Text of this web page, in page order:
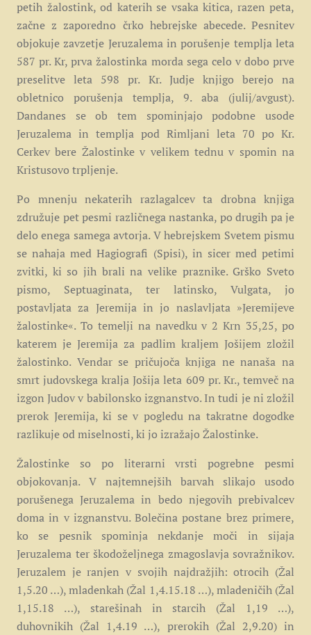
petih žalostink, od katerih se vsaka kitica, razen peta,
začne z zaporedno črko hebrejske abecede. Pesnitev
objokuje zavzetje Jeruzalema in porušenje templja leta
587 pr. Kr, prva žalostinka morda sega celo v dobo prve
preselitve leta 598 pr. Kr. Judje knjigo berejo na
obletnico porušenja templja, 9. aba (julij/avgust).
Dandanes se ob tem spominjajo podobne usode
Jeruzalema in templja pod Rimljani leta 70 po Kr.
Cerkev bere Žalostinke v velikem tednu v spomin na
Kristusovo trpljenje.
Po mnenju nekaterih razlagalcev ta drobna knjiga
združuje pet pesmi različnega nastanka, po drugih pa je
delo enega samega avtorja. V hebrejskem Svetem pismu
se nahaja med Hagiografi (Spisi), in sicer med petimi
zvitki, ki so jih brali na velike praznike. Grško Sveto
pismo, Septuaginata, ter latinsko, Vulgata, jo
postavljata za Jeremija in jo naslavljata »Jeremijeve
žalostinke«. To temelji na navedku v 2 Krn 35,25, po
katerem je Jeremija za padlim kraljem Jošijem zložil
žalostinko. Vendar se pričujoča knjiga ne nanaša na
smrt judovskega kralja Jošija leta 609 pr. Kr., temveč na
izgon Judov v babilonsko izgnanstvo. In tudi je ni zložil
prerok Jeremija, ki se v pogledu na takratne dogodke
razlikuje od miselnosti, ki jo izražajo Žalostinke.
Žalostinke so po literarni vrsti pogrebne pesmi
objokovanja. V najtemnejših barvah slikajo usodo
porušenega Jeruzalema in bedo njegovih prebivalcev
doma in v izgnanstvu. Bolečina postane brez primere,
ko se pesnik spominja nekdanje moči in sijaja
Jeruzalema ter škodoželjnega zmagoslavja sovražnikov.
Jeruzalem je ranjen v svojih najdražjih: otrocih (Žal
1,5.20 …), mladenkah (Žal 1,4.15.18 …), mladeničih (Žal
1,15.18 …), starešinah in starcih (Žal 1,19 …),
duhovnikih (Žal 1,4.19 …), prerokih (Žal 2,9.20) in